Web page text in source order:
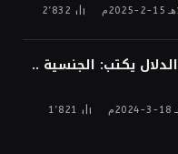
2٬832
يكتب: الجنسية ..
1٬821